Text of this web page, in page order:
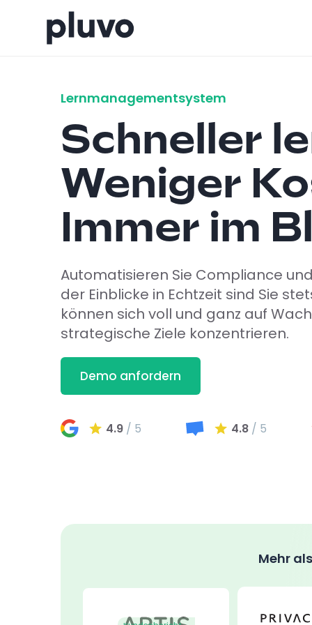
Lernmanagementsystem
Schneller
Weniger
Immer im
Automatisieren Sie Compliance
der Einblicke in Echtzeit sind Sie
können sich voll und ganz auf
strategische Ziele konzentrieren.
Demo anfordern
4.9 / 5 4.8 / 5
Mehr